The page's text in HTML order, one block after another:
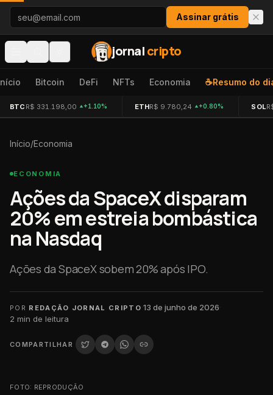
Pular para o conteúdo
Assinar grátis
jornalcripto
Bitcoin DeFi NFTs Economia ☕Resumo do
BTC R$ 331.198,00 +1.10% ETHR$ 9.780,24 +0.80% SOL
Início/Economia
ECONOMIA
Ações da SpaceX disparam
20% em estreia bombástica
na Nasdaq
Ações da SpaceX sobem 20% após IPO.
POR REDAÇÃO JORNAL CRIPTO·13 de junho de 2026·
2 min de leitura
COMPARTILHAR
FOTO: REPRODUÇÃO